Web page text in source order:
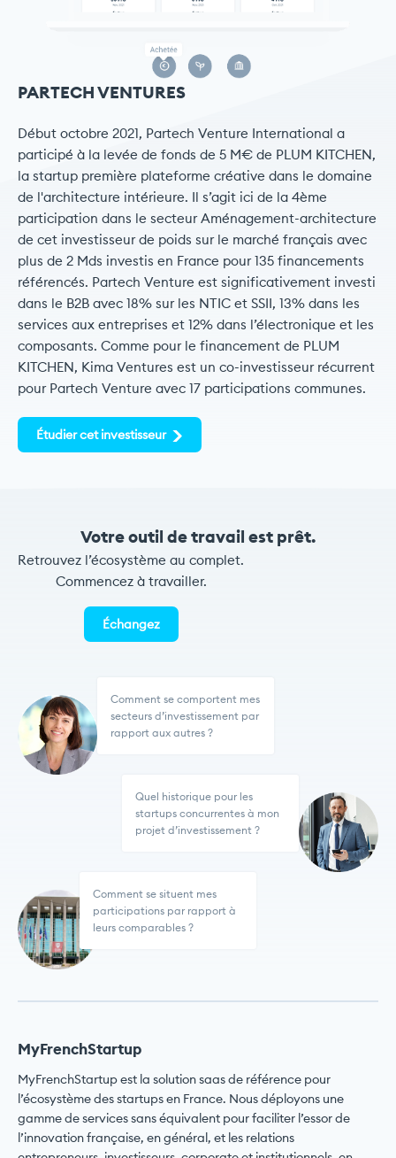
PARTECH VENTURES
Début octobre 2021, Partech Venture International a
participé à la levée de fonds de 5 M€ de PLUM KITCHEN,
la startup première plateforme créative dans le domaine
de l'architecture intérieure. Il s’agit ici de la 4ème
participation dans le secteur Aménagement-architecture
de cet investisseur de poids sur le marché français avec
plus de 2 Mds investis en France pour 135 financements
référencés. Partech Venture est significativement investi
dans le B2B avec 18% sur les NTIC et SSII, 13% dans les
services aux entreprises et 12% dans l’électronique et les
composants. Comme pour le financement de PLUM
KITCHEN, Kima Ventures est un co-investisseur récurrent
pour Partech Venture avec 17 participations communes.
Étudier cet investisseur
Votre outil de travail est prêt.
Retrouvez l’écosystème au complet.
Commencez à travailler.
Échangez
Comment se comportent mes
secteurs d’investissement par
rapport aux autres ?
Quel historique pour les
startups concurrentes à mon
projet d’investissement ?
Comment se situent mes
participations par rapport à
leurs comparables ?
MyFrenchStartup
MyFrenchStartup est la solution saas de référence pour
l’écosystème des startups en France. Nous déployons une
gamme de services sans équivalent pour faciliter l’essor de
l’innovation française, en général, et les relations